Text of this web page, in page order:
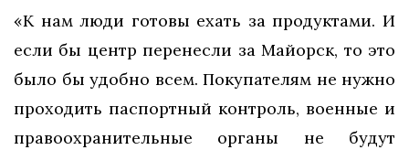
«К нам люди готовы ехать за продуктами. И
если бы центр перенесли за Майорск, то это
было бы удобно всем. Покупателям не нужно
проходить паспортный контроль, военные и
правоохранительные органы не будут